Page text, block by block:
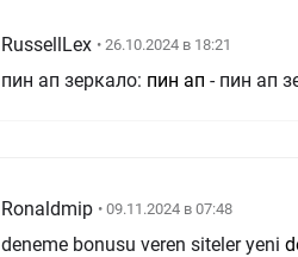
RussellLex • 26.10.2024 в 18:21
пин ап зеркало: пин ап - пин ап
Ronaldmip • 09.11.2024 в 07:48
deneme bonusu veren siteler yeni